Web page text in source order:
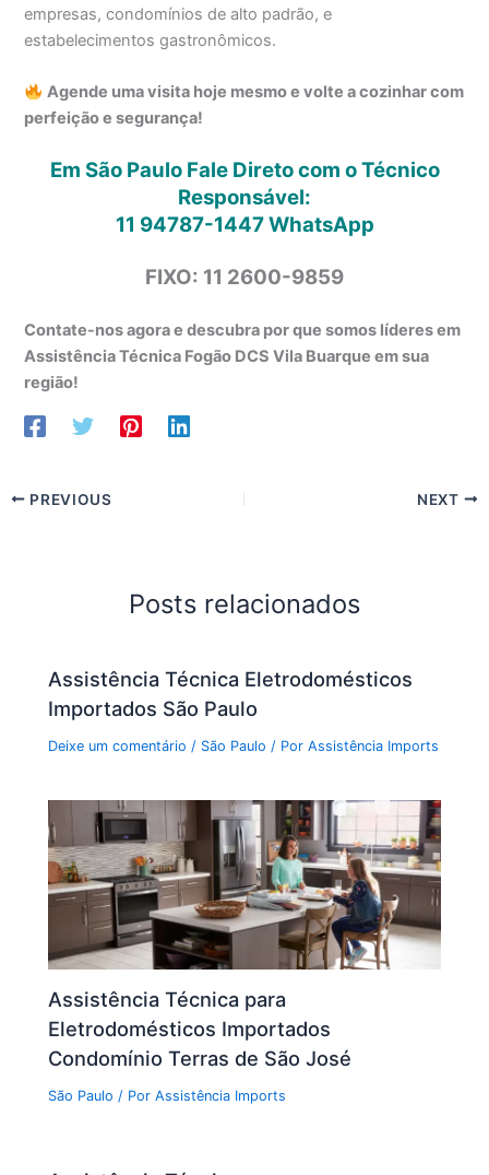
empresas, condomínios de alto padrão, e
estabelecimentos gastronômicos.
Agende uma visita hoje mesmo e volte a cozinhar com
perfeição e segurança!
Em São Paulo Fale Direto com o Técnico
Responsável:
11 94787-1447WhatsApp
FIXO: 11 2600-9859
Contate-nos agora e descubra por que somos líderes em
Assistência Técnica Fogão DCS Vila Buarque em sua
região!
PREVIOUS NEXT
Posts relacionados
Assistência Técnica Eletrodomésticos
Importados São Paulo
Deixe um comentário / São Paulo / PorAssistência Imports
Assistência Técnica para
Eletrodomésticos Importados
Condomínio Terras de São José
São Paulo / PorAssistência Imports